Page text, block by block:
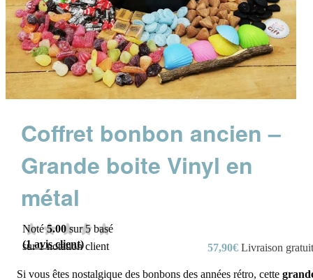
Coffret bonbon ancien –
Grande boite Vinyl en
métal
Noté5.00 sur 5 basé
sur1notation client
(1avis client) 57,90€ Livraison
Si vous êtes nostalgique des bonbons des années rétro, cette